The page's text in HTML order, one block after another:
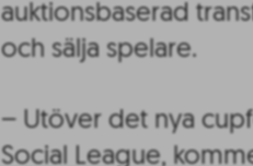
auktionsbaserad
och sälja spelare.
– Utöver det nya
Social League,